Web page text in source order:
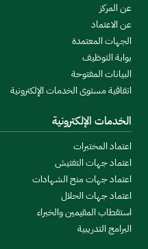
عن المركز
عن الاعتماد
الجهات المعتمدة
بوابة التوظيف
البيانات المفتوحة
اتفاقية مستوى الخدمات الإلكترونية
الخدمات الإلكترونية
اعتماد المختبرات
اعتماد جهات التفتيش
اعتماد جهات منح الشهادات
اعتماد جهات الحلال
استقطاب المقيمين والخبراء
البرامج التدريبية